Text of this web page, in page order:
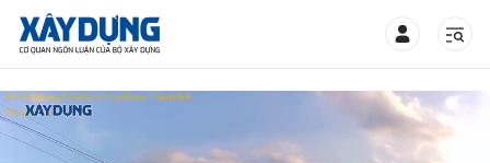
TIN BỘ XÂY DỰNG